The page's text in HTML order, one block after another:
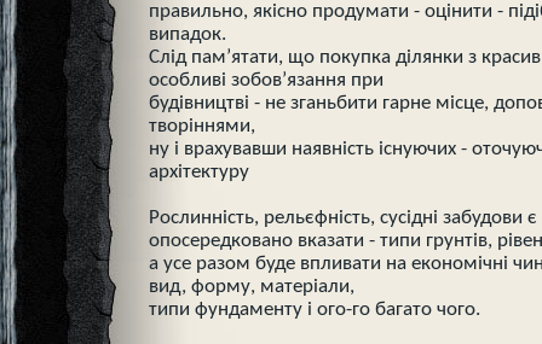
правильно, якісно продумати - оцінити -
випадок.
Слід пам’ятати, що покупка ділянки з
особливі зобов’язання при
будівництві - не зганьбити гарне місце,
творіннями,
ну і врахувавши наявність існуючих -
архітектуру
Рослинність, рельєфність, сусідні
опосередковано вказати - типи грунтів,
а усе разом буде впливати на економічні
вид, форму, матеріали,
типи фундаменту і ого-го багато чого.